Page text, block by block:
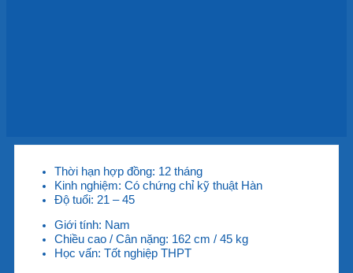
Thời hạn hợp đồng: 12 tháng
Kinh nghiệm: Có chứng chỉ kỹ thuật Hàn
Độ tuổi: 21 – 45
Giới tính: Nam
Chiều cao / Cân nặng: 162 cm / 45 kg
Học vấn: Tốt nghiệp THPT